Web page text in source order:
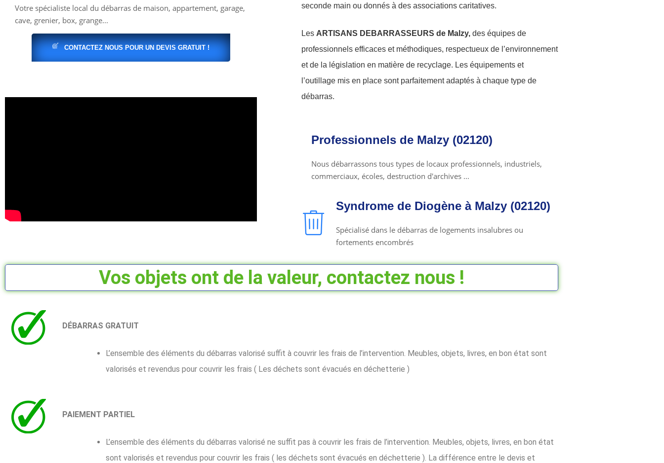
Votre spécialiste local du débarras de maison, appartement, garage,
cave, grenier, box, grange...
CONTACTEZ NOUS POUR UN DEVIS GRATUIT !
seconde main ou donnés à des associations caritatives.
Les ARTISANS DEBARRASSEURS de Malzy, des équipes de
professionnels efficaces et méthodiques, respectueux de l’environnement
et de la législation en matière de recyclage. Les équipements et
l’outillage mis en place sont parfaitement adaptés à chaque type de
débarras.
Professionnels de Malzy (02120)
Nous débarrassons tous types de locaux professionnels, industriels,
commerciaux, écoles, destruction d'archives ...
Syndrome de Diogène à Malzy (02120)
Spécialisé dans le débarras de logements insalubres ou
fortements encombrés
Vos objets ont de la valeur, contactez nous !
DÉBARRAS GRATUIT
L’ensemble des éléments du débarras valorisé suffit à couvrir les frais de l’intervention. Meubles, objets, livres, en bon état sont
valorisés et revendus pour couvrir les frais ( Les déchets sont évacués en déchetterie )
PAIEMENT PARTIEL
L’ensemble des éléments du débarras valorisé ne suffit pas à couvrir les frais de l’intervention. Meubles, objets, livres, en bon état
sont valorisés et revendus pour couvrir les frais ( les déchets sont évacués en déchetterie ). La différence entre le devis et